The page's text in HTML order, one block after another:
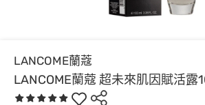
LANCOME蘭蔻
LANCOME蘭蔻 超未來肌因賦活露